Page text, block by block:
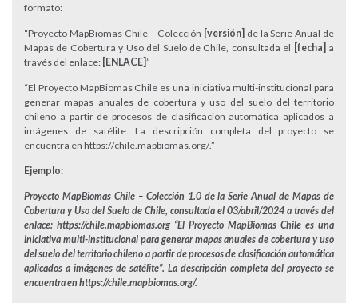
formato:
“Proyecto MapBiomas Chile – Colección [versión] de la Serie Anual de
Mapas de Cobertura y Uso del Suelo de Chile, consultada el [fecha] a
través del enlace: [ENLACE]”
“El Proyecto MapBiomas Chile es una iniciativa multi-institucional para
generar mapas anuales de cobertura y uso del suelo del territorio
chileno a partir de procesos de clasificación automática aplicados a
imágenes de satélite. La descripción completa del proyecto se
encuentra en https://chile.mapbiomas.org/.”
Ejemplo:
Proyecto MapBiomas Chile – Colección 1.0 de la Serie Anual de Mapas de
Cobertura y Uso del Suelo de Chile, consultada el 03/abril/2024 a través del
enlace: https://chile.mapbiomas.org “El Proyecto MapBiomas Chile es una
iniciativa multi-institucional para generar mapas anuales de cobertura y uso
del suelo del territorio chileno a partir de procesos de clasificación automática
aplicados a imágenes de satélite”. La descripción completa del proyecto se
encuentra en https://chile.mapbiomas.org/.